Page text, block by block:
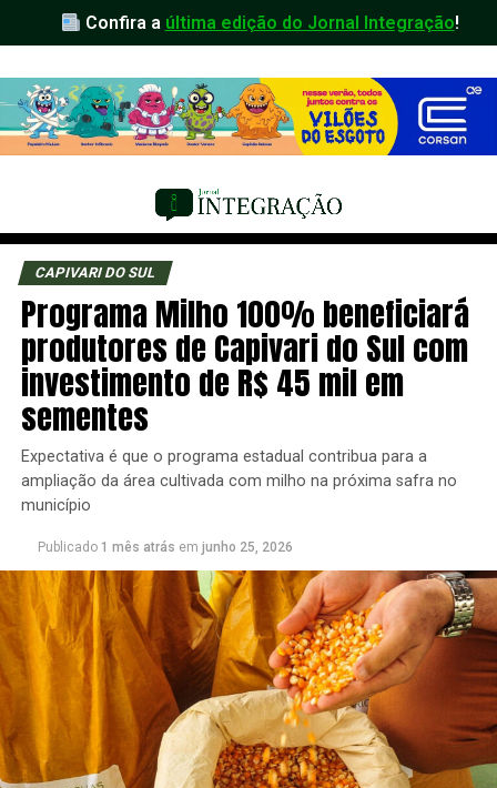
Confira a última edição do Jornal Integração!
CAPIVARI DO SUL
Programa Milho 100% beneficiará
produtores de Capivari do Sul com
investimento de R$ 45 mil em
sementes
Expectativa é que o programa estadual contribua para a
ampliação da área cultivada com milho na próxima safra no
município
Publicado 1 mês atrás em junho 25, 2026